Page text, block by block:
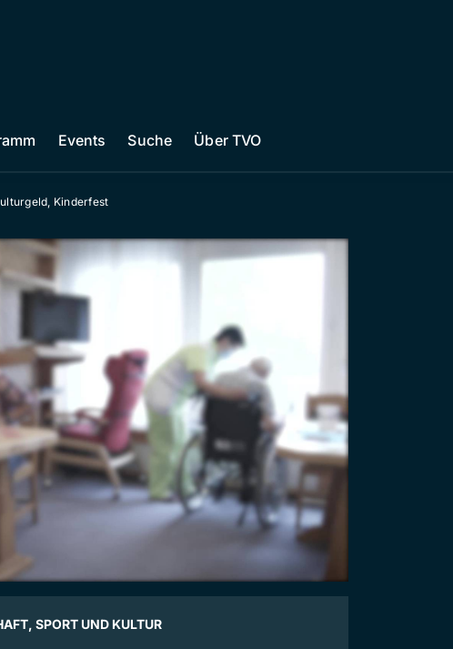
Events Suche Über TVO
Kinderfest
SPORT UND KULTUR